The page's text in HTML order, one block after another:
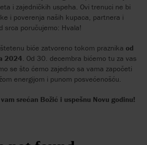
i zajedničkih uspeha. Ovi trenuci ne bi
i poverenja naših kupaca, partnera i
srca poručujemo: Hvala!
biće zatvoreno tokom praznika od
2024. Od 30. decembra bićemo tu za vas
se što ćemo zajedno sa vama započeti
energijom i punom posvećenošću.
srećan Božić i uspešnu Novu godinu!